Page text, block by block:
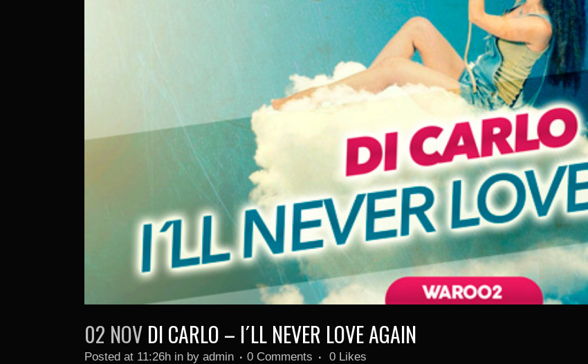
02 NOV DI CARLO – I´LL NEVER LOVE AGAIN
Posted at 11:26h in by admin 0 Comments 0 Likes